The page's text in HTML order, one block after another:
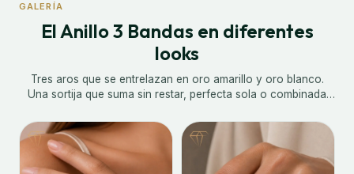
GALERÍA
El Anillo 3 Bandas en diferentes
looks
Tres aros que se entrelazan en oro amarillo y oro blanco.
Una sortija que suma sin restar, perfecta sola o combinada